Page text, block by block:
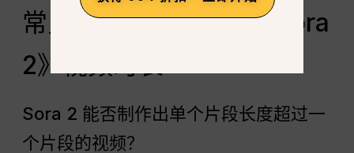
常见问题：如何延长《Sora
2》视频时长
Sora 2 能否制作出单个片段长度超过一
个片段的视频？